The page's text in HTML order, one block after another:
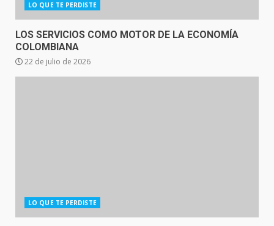
LO QUE TE PERDISTE
LOS SERVICIOS COMO MOTOR DE LA ECONOMÍA
COLOMBIANA
22 de julio de 2026
LO QUE TE PERDISTE